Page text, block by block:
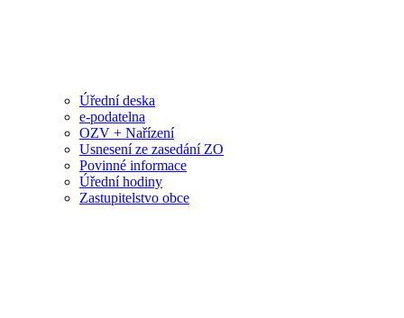
Úřední deska
e-podatelna
OZV + Nařízení
Usnesení ze zasedání ZO
Povinné informace
Úřední hodiny
Zastupitelstvo obce